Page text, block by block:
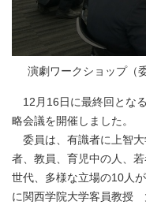
演劇ワークショップ（
12月16日に最終回とな
略会議を開催しました。
委員は、有識者に上智
者、教員、育児中の人、
世代、多様な立場の10人
に関西学院大学客員教授